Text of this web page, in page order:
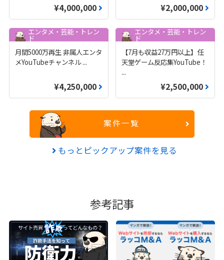
¥4,000,000 ¥2,000,000
エンタメ・芸能・トレン
ド
月間5000万再生 非属人エンタ
メYouTubeチャンネル...
¥4,250,000
エンタメ・芸能・トレン
ド
【7月も収益27万円以上】任
天堂ゲーム反応集YouTube！
...
¥2,500,000
案件一覧
もっとピックアップ案件を見る
参考記事